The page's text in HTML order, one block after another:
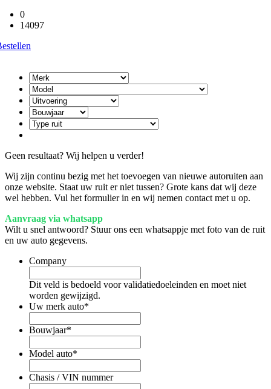
0
14097
Geen resultaat? Wij helpen u verder!
Wij zijn continu bezig met het toevoegen van nieuwe autoruiten aan
onze website. Staat uw ruit er niet tussen? Grote kans dat wij deze
wel hebben. Vul het formulier in en wij nemen contact met u op.
Aanvraag via whatsapp
Wilt u snel antwoord? Stuur ons een whatsappje met foto van de ruit
en uw auto gegevens.
Company
Dit veld is bedoeld voor validatiedoeleinden en moet niet
worden gewijzigd.
Uw merk auto*
Bouwjaar*
Model auto*
Chasis / VIN nummer